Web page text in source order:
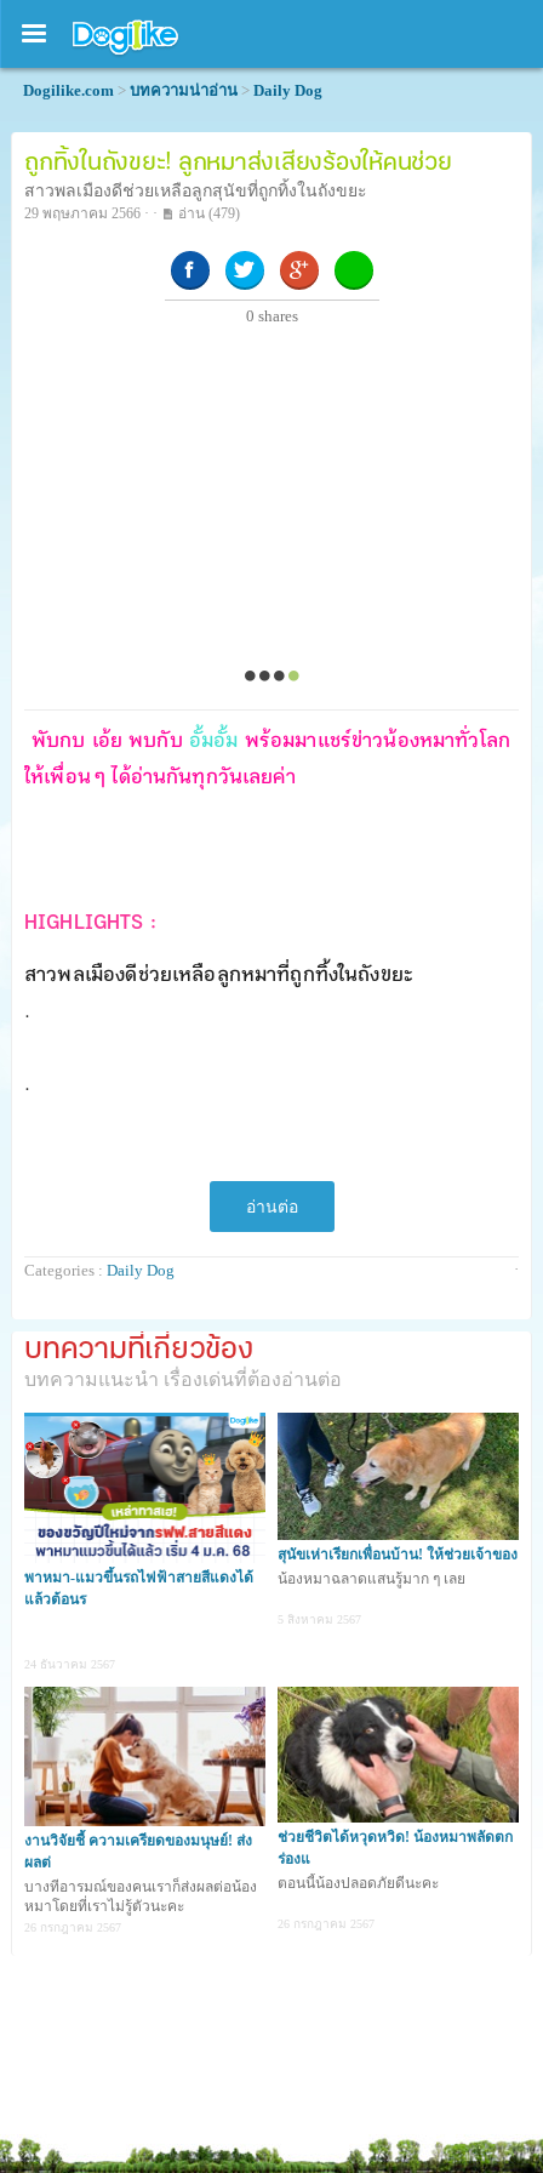
Dogilike.com > บทความน่าอ่าน > Daily Dog
ถูกทิ้งในถังขยะ! ลูกหมาส่งเสียงร้องให้คนช่วย
สาวพลเมืองดีช่วยเหลือลูกสุนัขที่ถูกทิ้งในถังขยะ
29 พฤษภาคม 2566 · · อ่าน (479)
0 shares
พับกบ เอ้ย พบกับ อั้มอั้ม พร้อมมาแชร์ข่าวน้องหมาทั่วโลก
ให้เพื่อน ๆ ได้อ่านกันทุกวันเลยค่า
HIGHLIGHTS :
สาวพลเมืองดีช่วยเหลือลูกหมาที่ถูกทิ้งในถังขยะ
.
.
เรื่องราวนี้เกิดขึ้นที่ เมืองดาร์บี้ (Derby) ประเทศอังกฤษ
วันเกิดเหตุ เฮเลน คูเปอร์กำลังวิ่งอยู่ที่สวนสาธารณะขณะวิ่ง
อ่านต่อ
Categories : Daily Dog ·
บทความที่เกี่ยวข้อง
บทความแนะนำ เรื่องเด่นที่ต้องอ่านต่อ
พาหมา-แมวขึ้นรถไฟฟ้าสายสีแดงได้
แล้วต้อนร
24 ธันวาคม 2567
สุนัขเห่าเรียกเพื่อนบ้าน! ให้ช่วยเจ้าของ
น้องหมาฉลาดแสนรู้มาก ๆ เลย
5 สิงหาคม 2567
งานวิจัยชี้ ความเครียดของมนุษย์! ส่ง
ผลต่
บางทีอารมณ์ของคนเราก็ส่งผลต่อน้อง
หมาโดยที่เราไม่รู้ตัวนะคะ
26 กรกฎาคม 2567
ช่วยชีวิตได้หวุดหวิด! น้องหมาพลัดตก
ร่องแ
ตอนนี้น้องปลอดภัยดีนะคะ
26 กรกฎาคม 2567